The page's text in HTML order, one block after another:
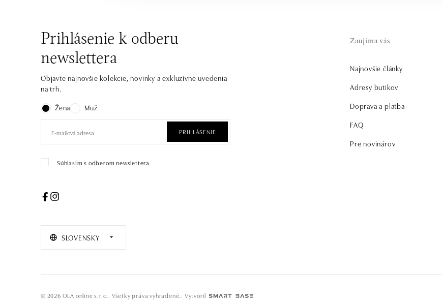
Prihlásenie k odberu
newslettera
Objavte najnovšie kolekcie, novinky a exkluzívne uvedenia
na trh.
Žena
Muž
PRIHLÁSENIE
Súhlasím s odberom newslettera
SLOVENSKY
Zaujíma vás
Najnovšie články
Adresy butikov
Doprava a platba
FAQ
Pre novinárov
© 2026 OLA online s.r.o.. Všetky práva vyhradené.. Vytvoril